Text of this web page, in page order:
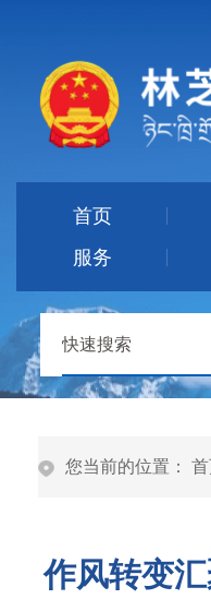
首页
服务
您当前的位置：
作风转变